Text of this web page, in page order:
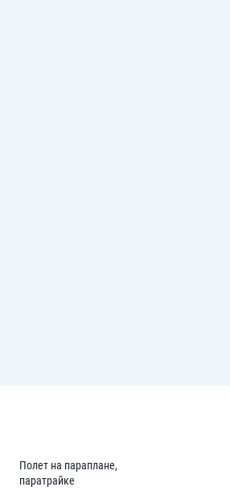
Полет на параплане,
паратрайке